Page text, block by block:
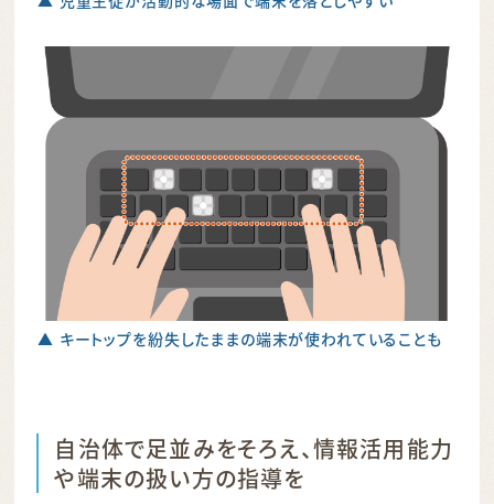
▲ キートップを紛失したままの端末が使われていることも
自治体で足並みをそろえ、情報活用能力
や端末の扱い方の指導を